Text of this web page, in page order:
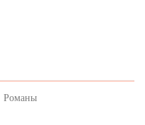
Романы